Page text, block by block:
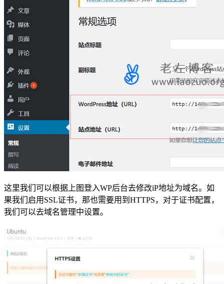
这里我们可以根据上图登入WP后台去修改iP地址为域名。如
果我们启用SSL证书，那也需要用到HTTPS，对于证书配置，
我们可以去域名管理中设置。